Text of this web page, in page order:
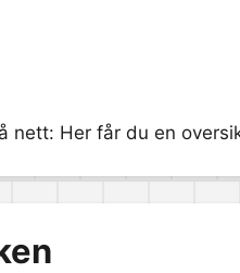
nett: Her får du en